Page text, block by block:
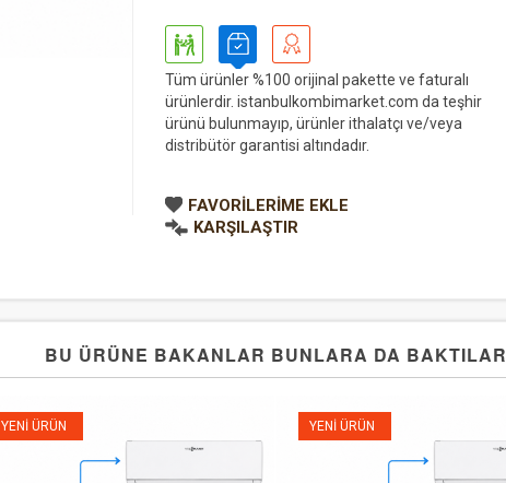
Tüm ürünler %100 orijinal pakette ve faturalı
ürünlerdir. istanbulkombimarket.com da teşhir
ürünü bulunmayıp, ürünler ithalatçı ve/veya
distribütör garantisi altındadır.
FAVORILERIME EKLE
KARŞILAŞTIR
BU ÜRÜNE BAKANLAR BUNLARA DA BAKTILAR
YENI ÜRÜN YENI ÜRÜN